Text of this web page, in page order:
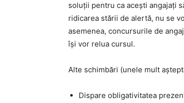
soluții pentru ca acești angajați
ridicarea stării de alertă, nu se
asemenea, concursurile de
își vor relua cursul.
Alte schimbări (unele mult
Dispare obligativitatea